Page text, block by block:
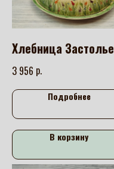
Хлебница Застолье
3 956 р.
Подробнее
В корзину